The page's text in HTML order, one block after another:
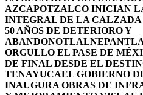
AZCAPOTZALCO INICIAN
INTEGRAL DE LA
50 AÑOS DE DETERIORO Y
ABANDONO
ORGULLO EL PASE DE
DE FINAL DESDE EL
TENAYUCAEL GOBIERNO
INAUGURA OBRAS DE